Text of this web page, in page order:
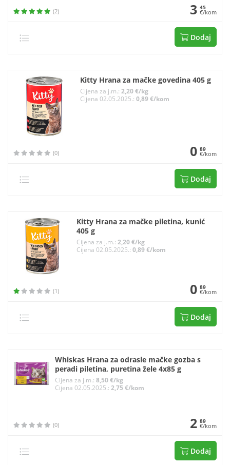
(2) 3 45
€/kom
Dodaj
Kitty Hrana za mačke govedina 405 g
Cijena za j.m.: 2,20 €/kg
Cijena 02.05.2025.: 0,89 €/kom
(0) 0 89
€/kom
Dodaj
Kitty Hrana za mačke piletina, kunić
405 g
Cijena za j.m.: 2,20 €/kg
Cijena 02.05.2025.: 0,89 €/kom
(1) 0 89
€/kom
Dodaj
Whiskas Hrana za odrasle mačke gozba s
peradi piletina, puretina žele 4x85 g
Cijena za j.m.: 8,50 €/kg
Cijena 02.05.2025.: 2,75 €/kom
(0) 2 89
€/kom
Dodaj